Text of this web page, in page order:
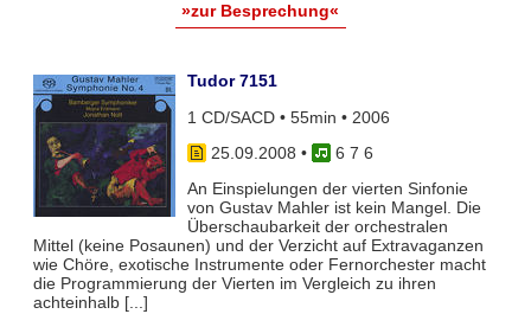
»zur Besprechung«
Tudor 7151
1 CD/SACD • 55min • 2006
25.09.2008 •
6 7 6
An Einspielungen der vierten Sinfonie
von Gustav Mahler ist kein Mangel. Die
Überschaubarkeit der orchestralen
Mittel (keine Posaunen) und der Verzicht auf Extravaganzen
wie Chöre, exotische Instrumente oder Fernorchester macht
die Programmierung der Vierten im Vergleich zu ihren
achteinhalb [...]